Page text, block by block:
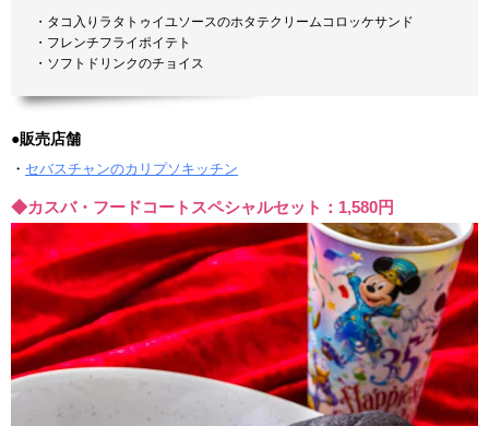
・タコ入りラタトゥイユソースのホタテクリームコロッケサンド
・フレンチフライポイテト
・ソフトドリンクのチョイス
●販売店舗
・ セバスチャンのカリプソキッチン
◆カスバ・フードコートスペシャルセット：1,580円